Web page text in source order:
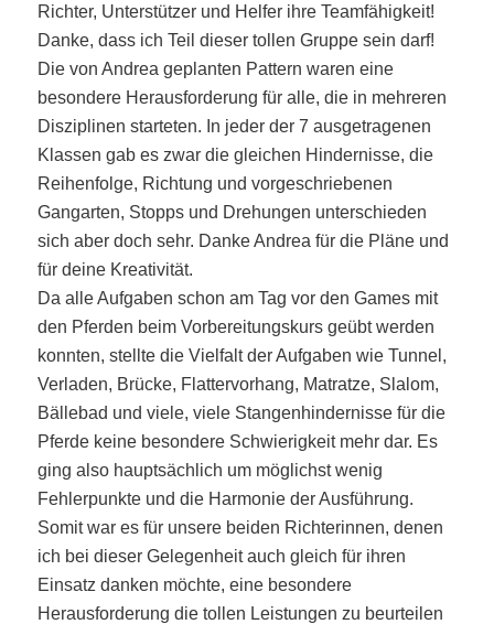
Richter, Unterstützer und Helfer ihre Teamfähigkeit!
Danke, dass ich Teil dieser tollen Gruppe sein darf!
Die von Andrea geplanten Pattern waren eine
besondere Herausforderung für alle, die in mehreren
Disziplinen starteten. In jeder der 7 ausgetragenen
Klassen gab es zwar die gleichen Hindernisse, die
Reihenfolge, Richtung und vorgeschriebenen
Gangarten, Stopps und Drehungen unterschieden
sich aber doch sehr. Danke Andrea für die Pläne und
für deine Kreativität.
Da alle Aufgaben schon am Tag vor den Games mit
den Pferden beim Vorbereitungskurs geübt werden
konnten, stellte die Vielfalt der Aufgaben wie Tunnel,
Verladen, Brücke, Flattervorhang, Matratze, Slalom,
Bällebad und viele, viele Stangenhindernisse für die
Pferde keine besondere Schwierigkeit mehr dar. Es
ging also hauptsächlich um möglichst wenig
Fehlerpunkte und die Harmonie der Ausführung.
Somit war es für unsere beiden Richterinnen, denen
ich bei dieser Gelegenheit auch gleich für ihren
Einsatz danken möchte, eine besondere
Herausforderung die tollen Leistungen zu beurteilen